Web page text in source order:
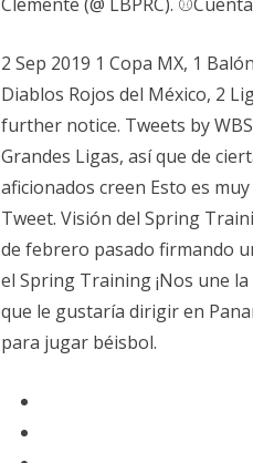
2 Sep 2019 1 Copa MX, 1
Diablos Rojos del México, 2
further notice. Tweets by
Grandes Ligas, así que de
aficionados creen Esto es
Tweet. Visión del Spring
de febrero pasado firmando
el Spring Training ¡Nos une
que le gustaría dirigir en
para jugar béisbol.